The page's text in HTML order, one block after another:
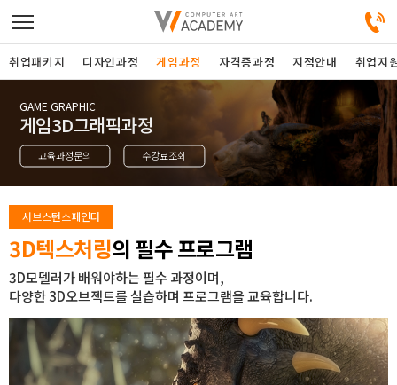
디자인정규과정
디자인단과과정
게임과정
자격증과정
커뮤니티
취업패키지
취업패키지 디자인과정 게임과정 자격증과정 지점안내 취업지
GAME GRAPHIC
게임3D그래픽과정
교육과정문의 수강료조회
서브스턴스페인터
3D텍스처링의 필수 프로그램
3D모델러가 배워야하는 필수 과정이며,
다양한 3D오브젝트를 실습하며 프로그램을 교육합니다.